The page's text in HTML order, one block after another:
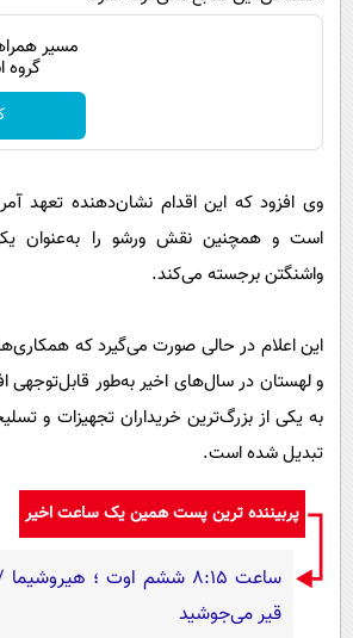
سیاست خارجی
مسیر
گروه
وی افزود که این اقدام نشان‌دهنده تعهد
است و همچنین نقش ورشو را به‌عنوان
واشنگتن برجسته می‌کند.
این اعلام در حالی صورت می‌گیرد که
و لهستان در سال‌های اخیر به‌طور قابل‌توجهی
به یکی از بزرگ‌ترین خریداران تجهیزات و
تبدیل شده است.
پربیننده ترین پست همین یک ساعت اخیر
ساعت ۸:۱۵ ششم اوت ؛
قیر می‌جوشید